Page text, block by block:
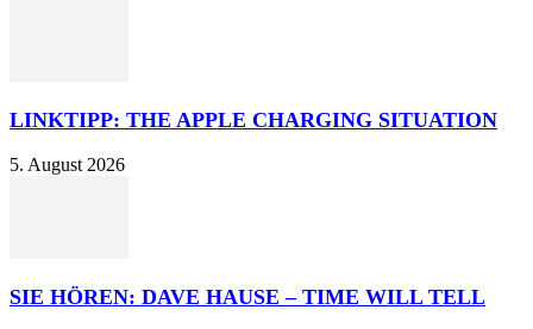
LINKTIPP: THE APPLE CHARGING SITUATION
5. August 2026
SIE HÖREN: DAVE HAUSE – TIME WILL TELL